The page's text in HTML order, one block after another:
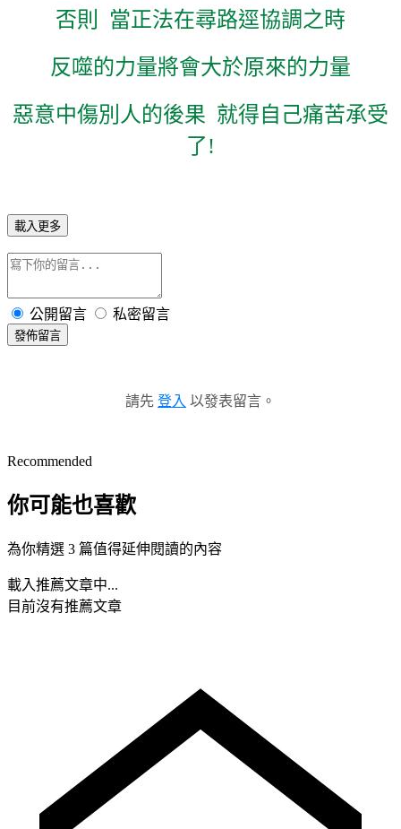
否則 當正法在尋路逕協調之時
反噬的力量將會大於原來的力量
惡意中傷別人的後果 就得自己痛苦承受
了!
載入更多
公開留言 私密留言
發佈留言
請先 登入 以發表留言。
Recommended
你可能也喜歡
為你精選 3 篇值得延伸閱讀的內容
載入推薦文章中...
目前沒有推薦文章